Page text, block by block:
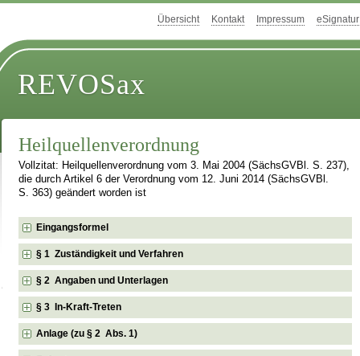
Übersicht Kontakt Impressum eSignatur
REVOSax
Heilquellenverordnung
Vollzitat: Heilquellenverordnung vom 3. Mai 2004 (SächsGVBl. S. 237),
die durch Artikel 6 der Verordnung vom 12. Juni 2014 (SächsGVBl.
S. 363) geändert worden ist
Eingangsformel
§ 1 Zuständigkeit und Verfahren
§ 2 Angaben und Unterlagen
§ 3 In-Kraft-Treten
Anlage (zu § 2 Abs. 1)